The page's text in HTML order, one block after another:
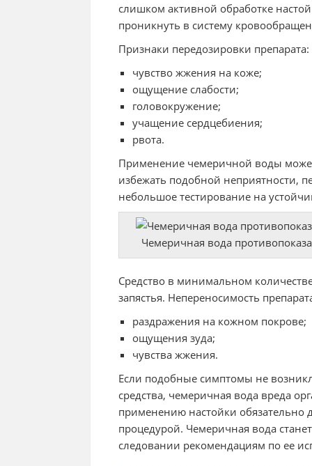
слишком активной обработке
проникнуть в систему
Признаки передозировки препарата:
чувство жжения на коже;
ощущение слабости;
головокружение;
учащение сердцебиения;
рвота.
Применение чемеричной воды
избежать подобной неприятности,
небольшое тестирование на
Чемеричная вода
Средство в минимальном
запястья. Непереносимость
раздражения на кожном покрове;
ощущения зуда;
чувства жжения.
Если подобные симптомы не
средства, чемеричная вода вреда
применению настойки обязательно
процедурой. Чемеричная вода
следовании рекомендациям по ее